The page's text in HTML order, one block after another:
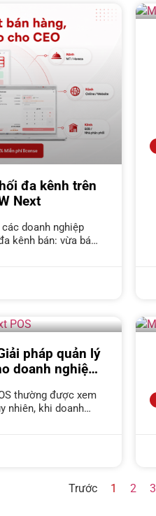
đa kênh trên
Next
doanh nghiệp
kênh bán: vừa bán
pháp quản lý
doanh nghiệp
thường được xem
nhiên, khi doanh
Trước 1 2 3